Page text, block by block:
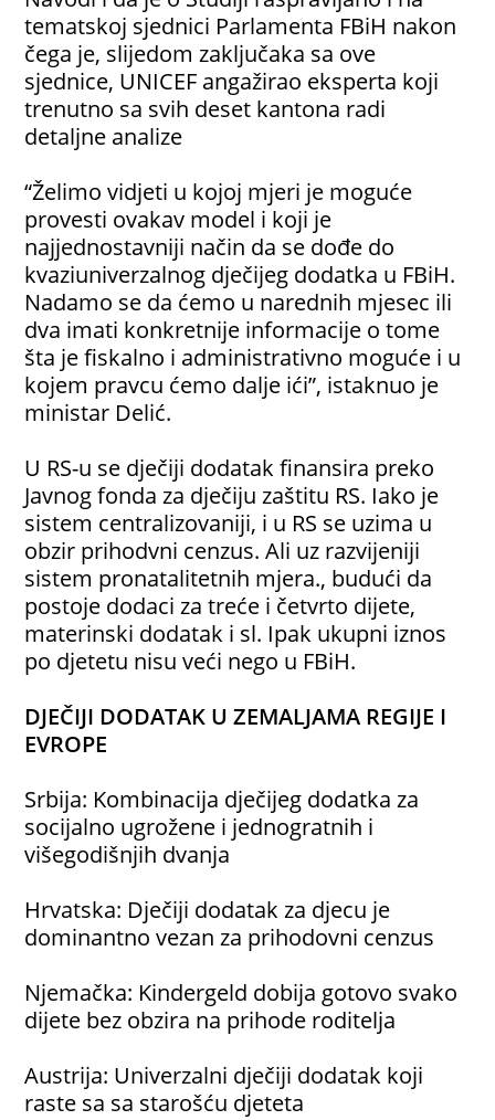
tematskoj sjednici Parlamenta FBiH nakon
čega je, slijedom zaključaka sa ove
sjednice, UNICEF angažirao eksperta koji
trenutno sa svih deset kantona radi
detaljne analize
“Želimo vidjeti u kojoj mjeri je moguće
provesti ovakav model i koji je
najjednostavniji način da se dođe do
kvaziuniverzalnog dječijeg dodatka u FBiH.
Nadamo se da ćemo u narednih mjesec ili
dva imati konkretnije informacije o tome
šta je fiskalno i administrativno moguće i u
kojem pravcu ćemo dalje ići”, istaknuo je
ministar Delić.
U RS-u se dječiji dodatak finansira preko
Javnog fonda za dječiju zaštitu RS. Iako je
sistem centralizovaniji, i u RS se uzima u
obzir prihodvni cenzus. Ali uz razvijeniji
sistem pronatalitetnih mjera., budući da
postoje dodaci za treće i četvrto dijete,
materinski dodatak i sl. Ipak ukupni iznos
po djetetu nisu veći nego u FBiH.
DJEČIJI DODATAK U ZEMALJAMA REGIJE I
EVROPE
Srbija: Kombinacija dječijeg dodatka za
socijalno ugrožene i jednogratnih i
višegodišnjih dvanja
Hrvatska: Dječiji dodatak za djecu je
dominantno vezan za prihodovni cenzus
Njemačka: Kindergeld dobija gotovo svako
dijete bez obzira na prihode roditelja
Austrija: Univerzalni dječiji dodatak koji
raste sa sa starošću djeteta